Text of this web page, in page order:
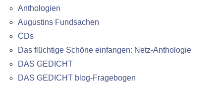
Anthologien
Augustins Fundsachen
CDs
Das flüchtige Schöne einfangen: Netz-Anthologie
DAS GEDICHT
DAS GEDICHT blog-Fragebogen